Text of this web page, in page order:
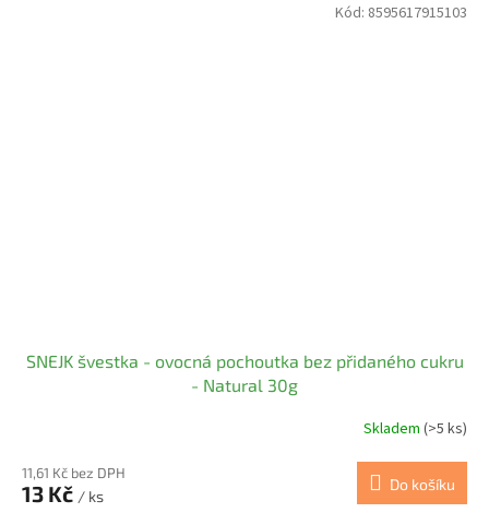
SNEJK švestka - ovocná pochoutka bez přidaného cukru
- Natural 30g
Skladem (>5 ks)
11,61 Kč bez DPH
13 Kč / ks
Do košíku
Kód: 8595617915103